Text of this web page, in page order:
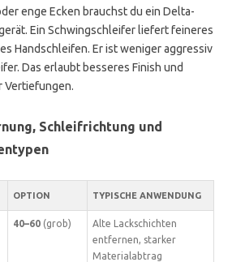
enge Ecken brauchst du ein Delta-
Ein Schwingschleifer liefert feineres
Handschleifen. Er ist weniger aggressiv
Das erlaubt besseres Finish und
Vertiefungen.
Schleifrichtung und
OPTION TYPISCHE ANWENDUNG
40–60 (grob)
Alte Lackschichten
entfernen, starker
Materialabtrag